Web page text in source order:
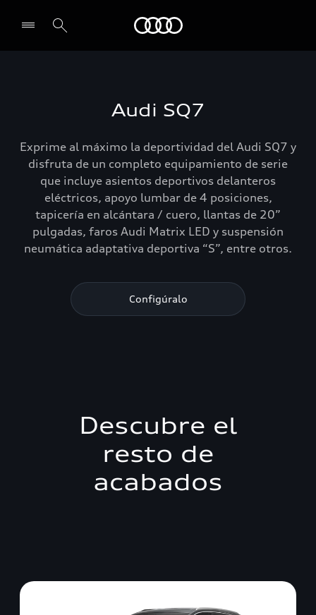
Audi SQ7
Exprime al máximo la deportividad del Audi SQ7 y
disfruta de un completo equipamiento de serie
que incluye asientos deportivos delanteros
eléctricos, apoyo lumbar de 4 posiciones,
tapicería en alcántara / cuero, llantas de 20”
pulgadas, faros Audi Matrix LED y suspensión
neumática adaptativa deportiva “S”, entre otros.
Configúralo
Descubre el
resto de
acabados